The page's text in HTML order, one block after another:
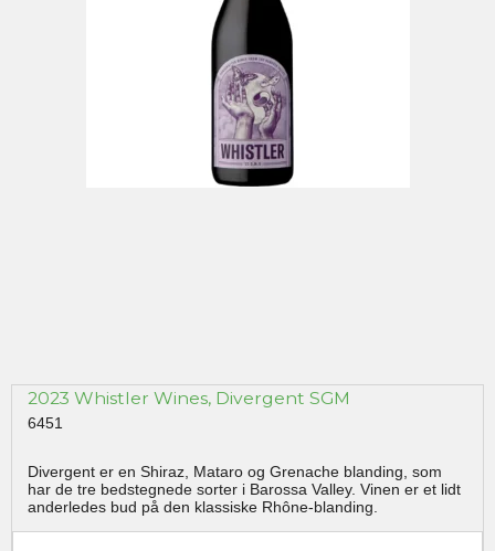
2023 Whistler Wines, Divergent SGM
6451
Divergent er en Shiraz, Mataro og Grenache blanding, som
har de tre bedstegnede sorter i Barossa Valley. Vinen er et lidt
anderledes bud på den klassiske Rhône-blanding.